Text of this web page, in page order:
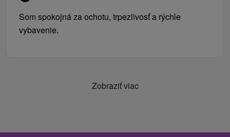
Som spokojná za ochotu, trpezlivosť a rýchle
vybavenie.
Zobraziť viac